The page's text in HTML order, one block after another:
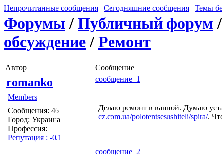
Непрочитанные сообщения | Сегодняшние сообщения | Темы
Форумы/ Публичный форум
обсуждение/ Ремонт
Автор Сообщение
romanko
Members
Сообщения: 46
Город: Украина
Профессия:
Репутация : -0.1
сообщение 1
Делаю ремонт в ванной. Думаю
cz.com.ua/polotentsesushiteli/spira/.
сообщение 2